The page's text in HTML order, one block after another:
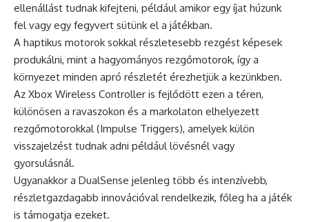
ellenállást tudnak kifejteni, például amikor egy íjat húzunk
fel vagy egy fegyvert sütünk el a játékban.
A haptikus motorok sokkal részletesebb rezgést képesek
produkálni, mint a hagyományos rezgőmotorok, így a
környezet minden apró részletét érezhetjük a kezünkben.
Az Xbox Wireless Controller is fejlődött ezen a téren,
különösen a ravaszokon és a markolaton elhelyezett
rezgőmotorokkal (Impulse Triggers), amelyek külön
visszajelzést tudnak adni például lövésnél vagy
gyorsulásnál.
Ugyanakkor a DualSense jelenleg több és intenzívebb,
részletgazdagabb innovációval rendelkezik, főleg ha a játék
is támogatja ezeket.